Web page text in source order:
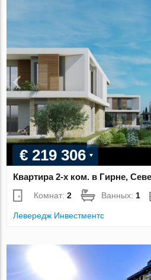
€ 219 306
Квартира 2-х ком. в Гирне,
Комнат:2 Ванных: 1
Левередж Инвестментс